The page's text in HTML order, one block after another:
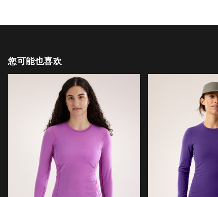
您可能也喜欢